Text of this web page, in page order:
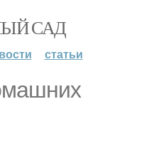
САД
статьи